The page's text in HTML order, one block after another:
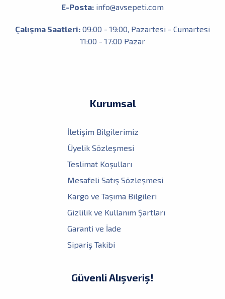
E-Posta: info@avsepeti.com
Çalışma Saatleri: 09:00 - 19:00, Pazartesi - Cumartesi
11:00 - 17:00 Pazar
Kurumsal
İletişim Bilgilerimiz
Üyelik Sözleşmesi
Teslimat Koşulları
Mesafeli Satış Sözleşmesi
Kargo ve Taşıma Bilgileri
Gizlilik ve Kullanım Şartları
Garanti ve İade
Sipariş Takibi
Güvenli Alışveriş!